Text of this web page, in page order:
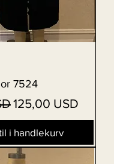
7524
Salgspris
125,00 USD
i handlekurv